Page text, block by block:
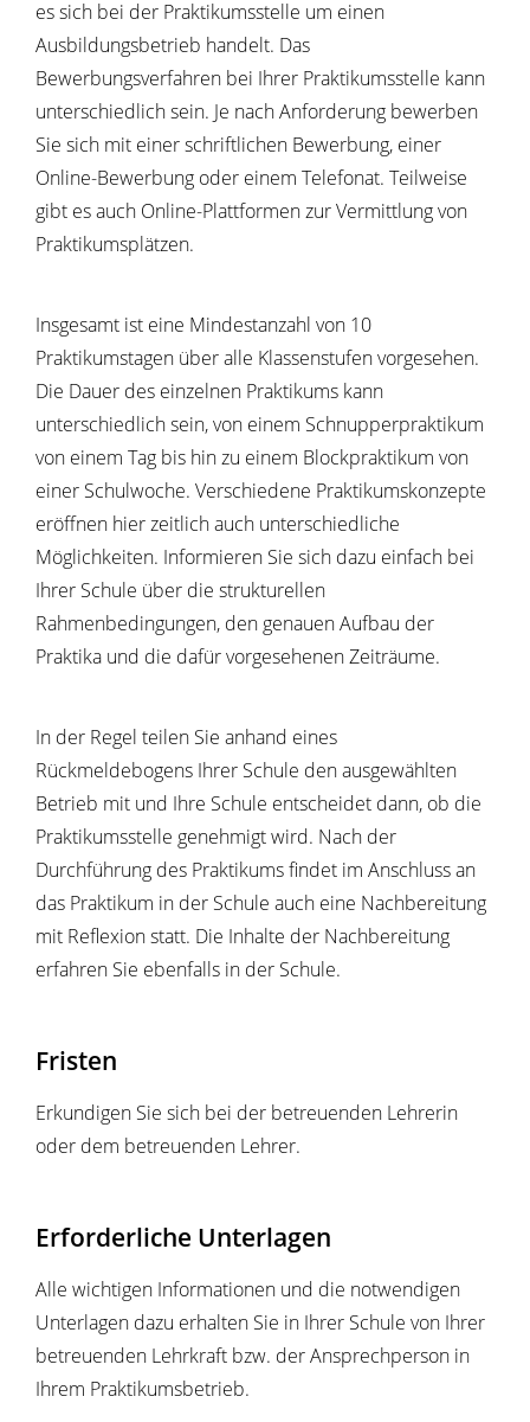
es sich bei der Praktikumsstelle um einen
Ausbildungsbetrieb handelt. Das
Bewerbungsverfahren bei Ihrer Praktikumsstelle kann
unterschiedlich sein. Je nach Anforderung bewerben
Sie sich mit einer schriftlichen Bewerbung, einer
Online-Bewerbung oder einem Telefonat. Teilweise
gibt es auch Online-Plattformen zur Vermittlung von
Praktikumsplätzen.
Insgesamt ist eine Mindestanzahl von 10
Praktikumstagen über alle Klassenstufen vorgesehen.
Die Dauer des einzelnen Praktikums kann
unterschiedlich sein, von einem Schnupperpraktikum
von einem Tag bis hin zu einem Blockpraktikum von
einer Schulwoche. Verschiedene Praktikumskonzepte
eröffnen hier zeitlich auch unterschiedliche
Möglichkeiten. Informieren Sie sich dazu einfach bei
Ihrer Schule über die strukturellen
Rahmenbedingungen, den genauen Aufbau der
Praktika und die dafür vorgesehenen Zeiträume.
In der Regel teilen Sie anhand eines
Rückmeldebogens Ihrer Schule den ausgewählten
Betrieb mit und Ihre Schule entscheidet dann, ob die
Praktikumsstelle genehmigt wird. Nach der
Durchführung des Praktikums findet im Anschluss an
das Praktikum in der Schule auch eine Nachbereitung
mit Reflexion statt. Die Inhalte der Nachbereitung
erfahren Sie ebenfalls in der Schule.
Fristen
Erkundigen Sie sich bei der betreuenden Lehrerin
oder dem betreuenden Lehrer.
Erforderliche Unterlagen
Alle wichtigen Informationen und die notwendigen
Unterlagen dazu erhalten Sie in Ihrer Schule von Ihrer
betreuenden Lehrkraft bzw. der Ansprechperson in
Ihrem Praktikumsbetrieb.